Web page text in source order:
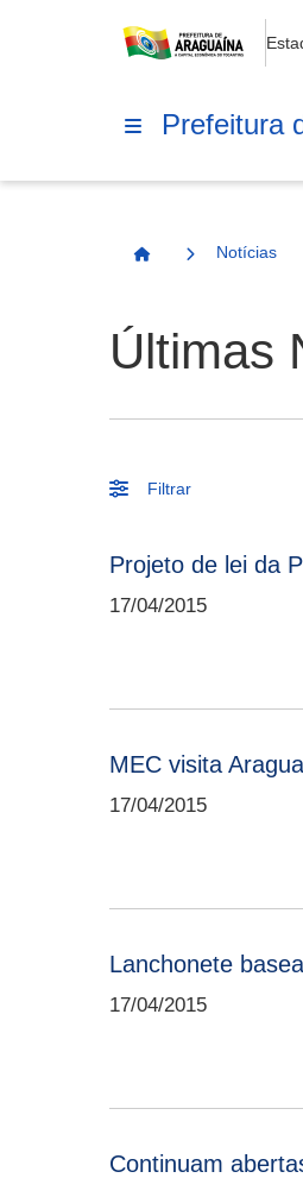
Prefeitura
Página Inicial
Notícias
Últimas
Filtrar
Projeto de lei da
17/04/2015
MEC visita
17/04/2015
Lanchonete
17/04/2015
Continuam